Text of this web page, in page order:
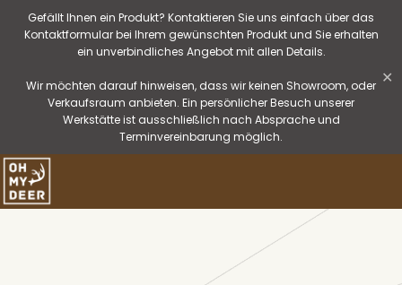
Gefällt Ihnen ein Produkt? Kontaktieren Sie uns einfach über das
Kontaktformular bei Ihrem gewünschten Produkt und Sie erhalten
ein unverbindliches Angebot mit allen Details.
Wir möchten darauf hinweisen, dass wir keinen Showroom, oder
Verkaufsraum anbieten. Ein persönlicher Besuch unserer
Werkstätte ist ausschließlich nach Absprache und
Terminvereinbarung möglich.
✕